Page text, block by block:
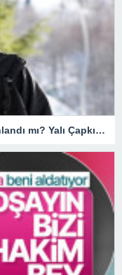
Yalı Çapkını 25. bölüm fragmanı yayınlandı mı? Yalı Çapkını 25. bölüm fragmanı izle! Seyran’a Ferit’in ters köşesi…